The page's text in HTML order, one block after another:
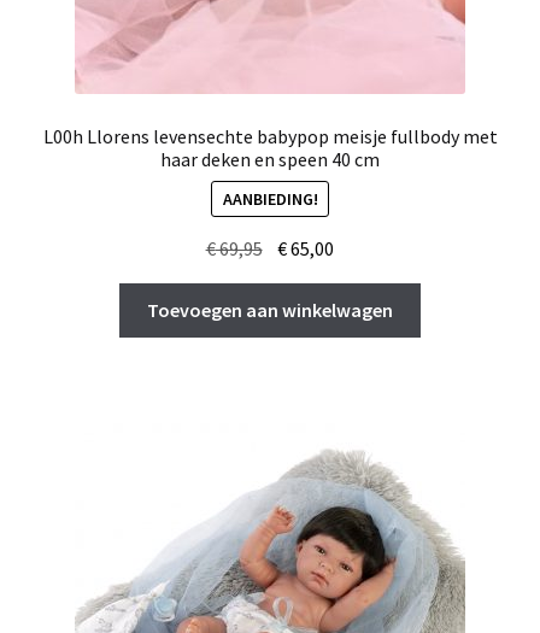
L00h Llorens levensechte babypop meisje fullbody met
haar deken en speen 40 cm
AANBIEDING!
€69,95 Oorspronkelijke
was:
€ 69,95.
€65,00
is:
€ 65,00.
Toevoegen aan winkelwagen